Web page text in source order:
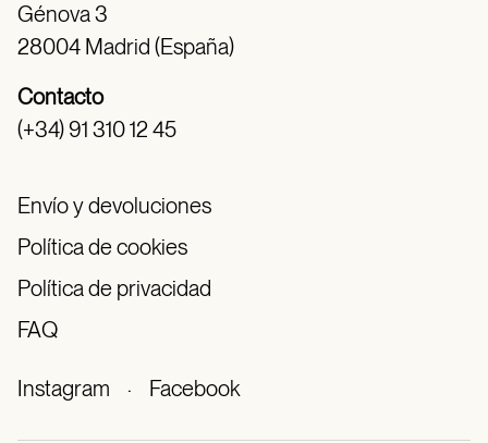
Génova 3
28004 Madrid (España)
Contacto
(+34) 91 310 12 45
Envío y devoluciones
Política de cookies
Política de privacidad
FAQ
Instagram · Facebook